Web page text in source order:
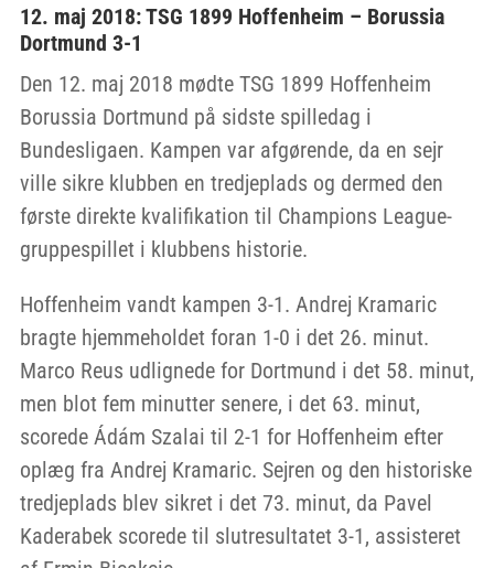
12. maj 2018: TSG 1899 Hoffenheim – Borussia
Dortmund 3-1
Den 12. maj 2018 mødte TSG 1899 Hoffenheim
Borussia Dortmund på sidste spilledag i
Bundesligaen. Kampen var afgørende, da en sejr
ville sikre klubben en tredjeplads og dermed den
første direkte kvalifikation til Champions League-
gruppespillet i klubbens historie.
Hoffenheim vandt kampen 3-1. Andrej Kramaric
bragte hjemmeholdet foran 1-0 i det 26. minut.
Marco Reus udlignede for Dortmund i det 58. minut,
men blot fem minutter senere, i det 63. minut,
scorede Ádám Szalai til 2-1 for Hoffenheim efter
oplæg fra Andrej Kramaric. Sejren og den historiske
tredjeplads blev sikret i det 73. minut, da Pavel
Kaderabek scorede til slutresultatet 3-1, assisteret